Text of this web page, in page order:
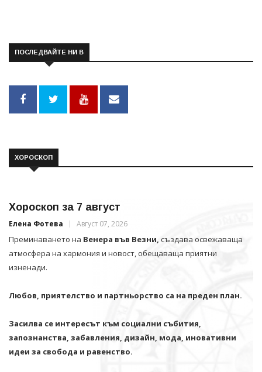
ПОСЛЕДВАЙТЕ НИ В
ХОРОСКОП
Хороскоп за 7 август
Елена Фотева Август 07, 2026
Преминаването на Венера във Везни, създава освежаваща
атмосфера на хармония и новост, обещаваща приятни
изненади.
Любов, приятелство и партньорство са на преден план.
Засилва се интересът към социални събития,
запознанства, забавления, дизайн, мода, иновативни
идеи за свобода и равенство.